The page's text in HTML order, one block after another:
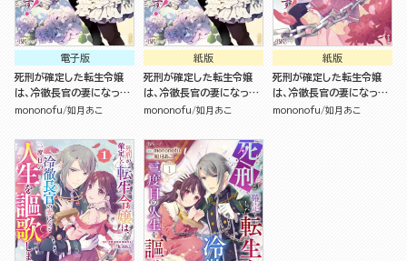
電子版
死刑が確定した転生令嬢
は、冷徹長官の妻になって
三度目の人生を謳歌しま
mononofu 如月あこ
紙版
死刑が確定した転生令嬢
は、冷徹長官の妻になって
三度目の人生を謳歌しま
mononofu 如月あこ
紙版
死刑が確定した転生令嬢
は、冷徹長官の妻になって
三度目の人生を謳歌しま
mononofu 如月あこ